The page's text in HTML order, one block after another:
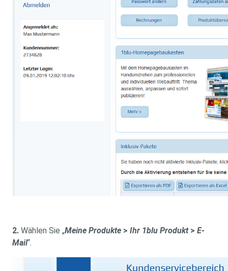
2. Wählen Sie „Meine Produkte > Ihr 1blu Produkt > E-
Mail“.